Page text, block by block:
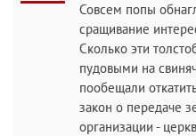
Совсем попы
сращивание
Сколько эти
пудовыми на
пообещали
закон о передаче
организации -